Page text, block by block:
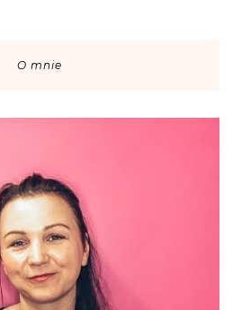
O mnie